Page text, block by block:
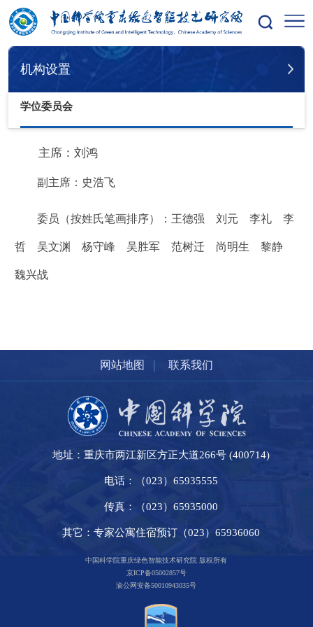
您的位置：首页 机构设置 学位委员会
机构设置
学位委员会
主席：刘鸿
副主席：史浩飞
委员（按姓氏笔画排序）：王德强 刘元 李礼 李
哲 吴文渊 杨守峰 吴胜军 范树迁 尚明生 黎静
魏兴战
网站地图 | 联系我们
地址：重庆市两江新区方正大道266号 (400714)
电话：（023）65935555
传真：（023）65935000
其它：专家公寓住宿预订（023）65936060
中国科学院重庆绿色智能技术研究院 版权所有
京ICP备05002857号
渝公网安备50010943035号